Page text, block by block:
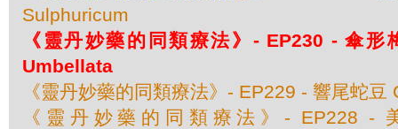
Sulphuricum
《靈丹妙藥的同類療法》- EP230 - 傘形
Umbellata
《靈丹妙藥的同類療法》- EP229 - 響尾蛇豆
《靈丹妙藥的同類療法》- EP228 -